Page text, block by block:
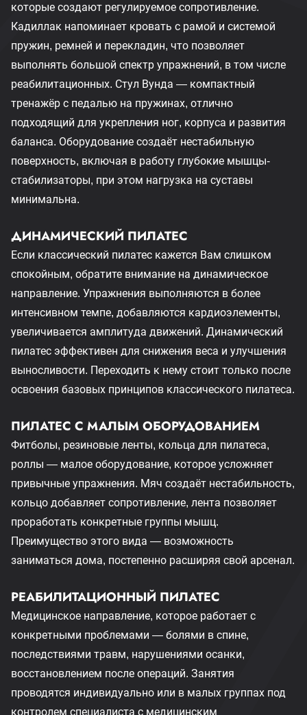
которые создают регулируемое сопротивление.
Кадиллак напоминает кровать с рамой и системой
пружин, ремней и перекладин, что позволяет
выполнять большой спектр упражнений, в том числе
реабилитационных. Стул Вунда — компактный
тренажёр с педалью на пружинах, отлично
подходящий для укрепления ног, корпуса и развития
баланса. Оборудование создаёт нестабильную
поверхность, включая в работу глубокие мышцы-
стабилизаторы, при этом нагрузка на суставы
минимальна.
ДИНАМИЧЕСКИЙ ПИЛАТЕС
Если классический пилатес кажется Вам слишком
спокойным, обратите внимание на динамическое
направление. Упражнения выполняются в более
интенсивном темпе, добавляются кардиоэлементы,
увеличивается амплитуда движений. Динамический
пилатес эффективен для снижения веса и улучшения
выносливости. Переходить к нему стоит только после
освоения базовых принципов классического пилатеса.
ПИЛАТЕС С МАЛЫМ ОБОРУДОВАНИЕМ
Фитболы, резиновые ленты, кольца для пилатеса,
роллы — малое оборудование, которое усложняет
привычные упражнения. Мяч создаёт нестабильность,
кольцо добавляет сопротивление, лента позволяет
проработать конкретные группы мышц.
Преимущество этого вида — возможность
заниматься дома, постепенно расширяя свой арсенал.
РЕАБИЛИТАЦИОННЫЙ ПИЛАТЕС
Медицинское направление, которое работает с
конкретными проблемами — болями в спине,
последствиями травм, нарушениями осанки,
восстановлением после операций. Занятия
проводятся индивидуально или в малых группах под
контролем специалиста с медицинским